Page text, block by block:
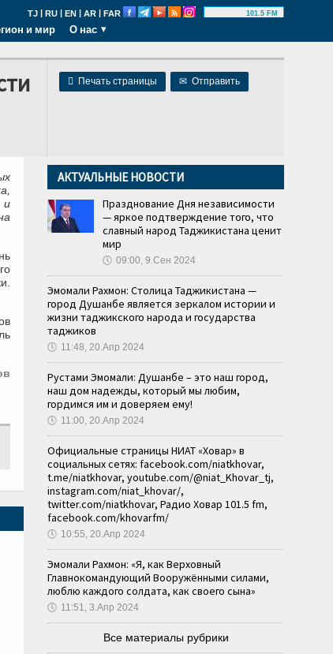
TJ | RU | EN | AR | FAR 101.5 FM
и мир О нас
 Печать страницы ✉ Отправить
и
АКТУАЛЬНЫЕ НОВОСТИ
Празднование Дня независимости
— яркое подтверждение того, что
славный народ Таджикистана ценит
мир
🕔 09:00, 9.Сен 2024
Эмомали Рахмон: Столица Таджикистана —
город Душанбе является зеркалом истории и
жизни таджикского народа и государства
таджиков
🕔 11:48, 20.Апр 2024
Рустами Эмомали: Душанбе – это наш город,
наш дом надежды, который мы любим,
гордимся им и доверяем ему!
🕔 11:00, 20.Апр 2024
Официальные страницы НИАТ «Ховар» в
социальных сетях: facebook.com/niatkhovar,
t.me/niatkhovar, youtube.com/@niat_Khovar_tj,
instagram.com/niat_khovar/,
twitter.com/niatkhovar, Радио Ховар 101.5 fm,
facebook.com/khovarfm/
🕔 10:55, 20.Апр 2024
Эмомали Рахмон: «Я, как Верховный
Главнокомандующий Вооружёнными силами,
люблю каждого солдата, как своего сына»
🕔 11:51, 3.Апр 2024
Все материалы рубрики